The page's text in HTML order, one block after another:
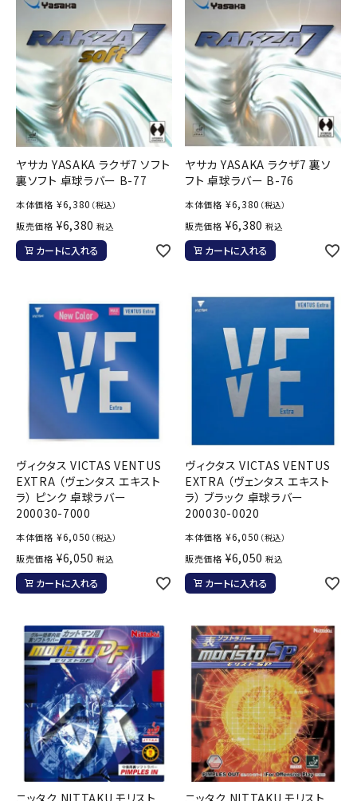
ヤサカ YASAKA ラクザ7 ソフト
裏ソフト 卓球ラバー B-77
本体価格 ¥6,380 （税込）
販売価格 ¥6,380 税込
カートに入れる
ヤサカ YASAKA ラクザ7 裏ソ
フト 卓球ラバー B-76
本体価格 ¥6,380 （税込）
販売価格 ¥6,380 税込
カートに入れる
ヴィクタス VICTAS VENTUS
EXTRA （ヴェンタス エキスト
ラ） ピンク 卓球ラバー
200030-7000
本体価格 ¥6,050 （税込）
販売価格 ¥6,050 税込
カートに入れる
ヴィクタス VICTAS VENTUS
EXTRA （ヴェンタス エキスト
ラ） ブラック 卓球ラバー
200030-0020
本体価格 ¥6,050 （税込）
販売価格 ¥6,050 税込
カートに入れる
ニッタク NITTAKU モリスト
ニッタク NITTAKU モリスト